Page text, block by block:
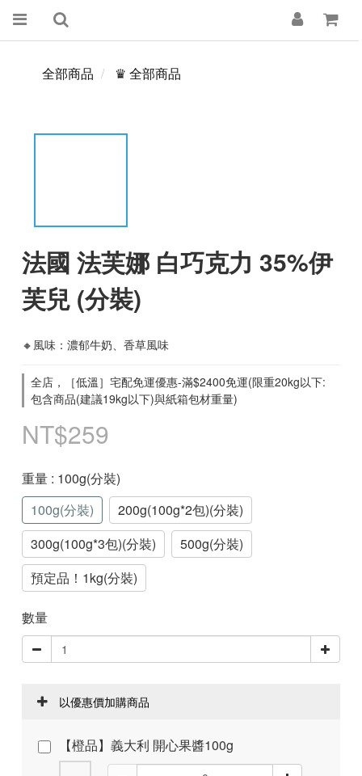
全部商品 ♛ 全部商品
法國 法芙娜 白巧克力 35%伊
芙兒 (分裝)
🔸風味：濃郁牛奶、香草風味
全店，［低溫］宅配免運優惠-滿$2400免運(限重20kg以下:
包含商品(建議19kg以下)與紙箱包材重量)
NT$259
重量 : 100g(分裝)
100g(分裝)
200g(100g*2包)(分裝)
300g(100g*3包)(分裝)
500g(分裝)
預定品！1kg(分裝)
數量
以優惠價加購商品
【橙品】義大利 開心果醬100g